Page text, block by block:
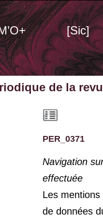
[Sic]
de la
PER_0371
Navigation
effectuée
Les mentions
de données